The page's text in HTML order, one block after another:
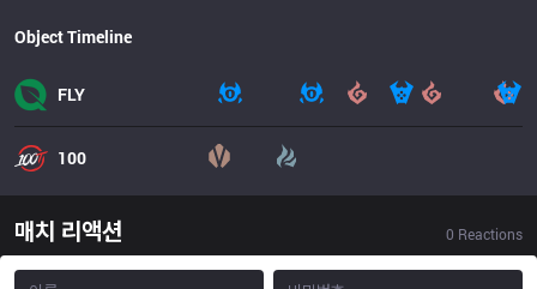
Object Timeline
FLY
100
매치 리액션 0 Reactions